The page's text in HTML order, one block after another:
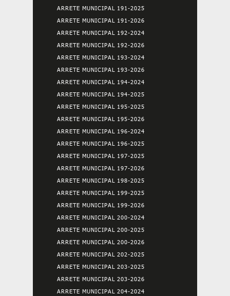
ARRETE MUNICIPAL 191-2025
ARRETE MUNICIPAL 191-2026
ARRETE MUNICIPAL 192-2024
ARRETE MUNICIPAL 192-2026
ARRETE MUNICIPAL 193-2024
ARRETE MUNICIPAL 193-2026
ARRETE MUNICIPAL 194-2024
ARRETE MUNICIPAL 194-2025
ARRETE MUNICIPAL 195-2025
ARRETE MUNICIPAL 195-2026
ARRETE MUNICIPAL 196-2024
ARRETE MUNICIPAL 196-2025
ARRETE MUNICIPAL 197-2025
ARRETE MUNICIPAL 197-2026
ARRETE MUNICIPAL 198-2025
ARRETE MUNICIPAL 199-2025
ARRETE MUNICIPAL 199-2026
ARRETE MUNICIPAL 200-2024
ARRETE MUNICIPAL 200-2025
ARRETE MUNICIPAL 200-2026
ARRETE MUNICIPAL 202-2025
ARRETE MUNICIPAL 203-2025
ARRETE MUNICIPAL 203-2026
ARRETE MUNICIPAL 204-2024